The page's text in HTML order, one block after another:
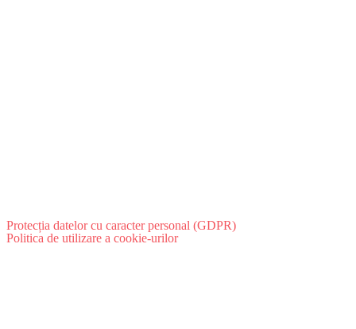
Protecția datelor cu caracter personal (GDPR)
Politica de utilizare a cookie-urilor